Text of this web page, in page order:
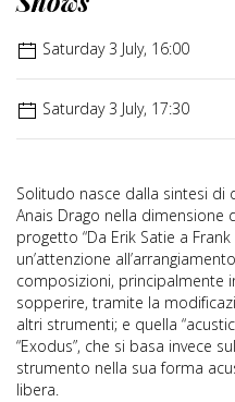
Saturday 3 July, 16:00
Saturday 3 July, 17:30
Solitudo nasce dalla sintesi di
Anais Drago nella dimensione
progetto “Da Erik Satie a
un’attenzione
composizioni, principalmente
sopperire, tramite la
altri strumenti; e quella
“Exodus”, che si basa invece
strumento nella sua forma
libera.